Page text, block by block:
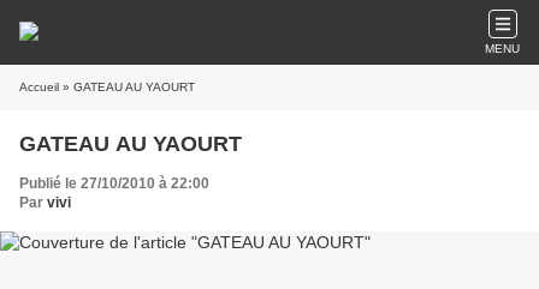
MENU
Accueil » GATEAU AU YAOURT
GATEAU AU YAOURT
Publié le 27/10/2010 à 22:00
Par vivi